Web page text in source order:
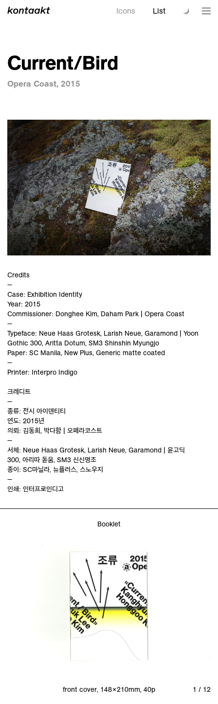
Icons List
Current/Bird
Opera Coast, 2015
Credits
—
Case: Exhibition Identity
Year: 2015
Commissioner: Donghee Kim, Daham Park | Opera Coast
—
Typeface: Neue Haas Grotesk, Larish Neue, Garamond | Yoon
Gothic 300, Aritta Dotum, SM3 Shinshin Myungjo
Paper: SC Manila, New Plus, Generic matte coated
—
Printer: Interpro Indigo
크레디트
—
종류: 전시 아이덴티티
연도: 2015년
의뢰: 김동희, 박다함 | 오페라코스트
—
서체: Neue Haas Grotesk, Larish Neue, Garamond | 윤고딕
300, 아리따 돋움, SM3 신신명조
종이: SC마닐라, 뉴플러스, 스노우지
—
인쇄: 인터프로인디고
Booklet
front cover, 148×210mm, 40p 1 / 12